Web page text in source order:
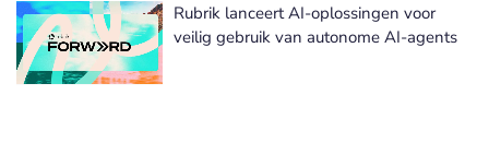
Rubrik lanceert AI-oplossingen voor
veilig gebruik van autonome AI-agents